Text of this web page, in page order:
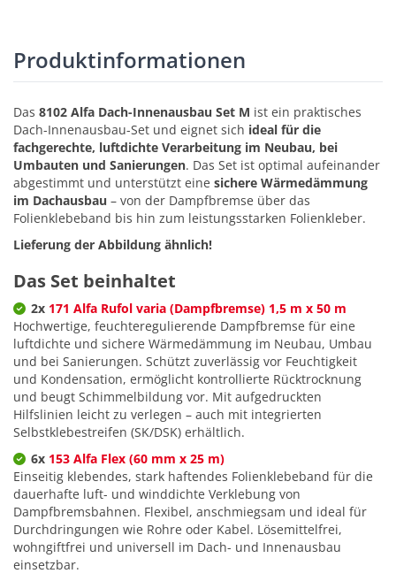
Produktinformationen
Das 8102 Alfa Dach-Innenausbau Set M ist ein praktisches
Dach-Innenausbau-Set und eignet sich ideal für die
fachgerechte, luftdichte Verarbeitung im Neubau, bei
Umbauten und Sanierungen. Das Set ist optimal aufeinander
abgestimmt und unterstützt eine sichere Wärmedämmung
im Dachausbau – von der Dampfbremse über das
Folienklebeband bis hin zum leistungsstarken Folienkleber.
Lieferung der Abbildung ähnlich!
Das Set beinhaltet
2x 171 Alfa Rufol varia (Dampfbremse) 1,5 m x 50 m
Hochwertige, feuchteregulierende Dampfbremse für eine
luftdichte und sichere Wärmedämmung im Neubau, Umbau
und bei Sanierungen. Schützt zuverlässig vor Feuchtigkeit
und Kondensation, ermöglicht kontrollierte Rücktrocknung
und beugt Schimmelbildung vor. Mit aufgedruckten
Hilfslinien leicht zu verlegen – auch mit integrierten
Selbstklebestreifen (SK/DSK) erhältlich.
6x 153 Alfa Flex (60 mm x 25 m)
Einseitig klebendes, stark haftendes Folienklebeband für die
dauerhafte luft- und winddichte Verklebung von
Dampfbremsbahnen. Flexibel, anschmiegsam und ideal für
Durchdringungen wie Rohre oder Kabel. Lösemittelfrei,
wohngiftfrei und universell im Dach- und Innenausbau
einsetzbar.